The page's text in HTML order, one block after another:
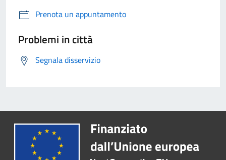
Prenota un appuntamento
Problemi in città
Segnala disservizio